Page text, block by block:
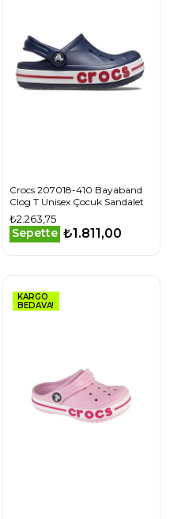
Crocs 207018-410 Bayaband
Clog T Unisex Çocuk Sandalet
₺2.263,75
Sepette ₺1.811,00
KARGO
BEDAVA!